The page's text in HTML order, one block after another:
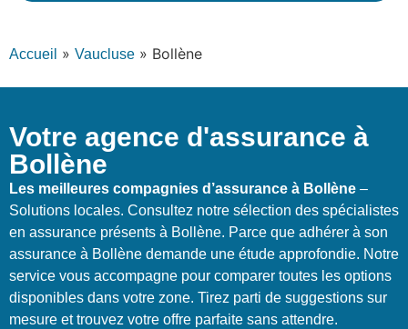
Accueil » Vaucluse » Bollène
Votre agence d'assurance à
Bollène
Les meilleures compagnies d’assurance à Bollène –
Solutions locales. Consultez notre sélection des spécialistes
en assurance présents à Bollène. Parce que adhérer à son
assurance à Bollène demande une étude approfondie. Notre
service vous accompagne pour comparer toutes les options
disponibles dans votre zone. Tirez parti de suggestions sur
mesure et trouvez votre offre parfaite sans attendre.